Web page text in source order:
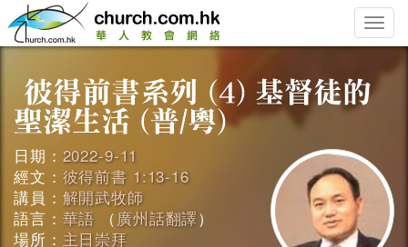
Toggle
日期： 2022-9-11
經文： 彼得前書 1:13-16
講員： 解開武牧師
語言： 華語 （ 廣州話翻譯）
場所： 主日崇拜